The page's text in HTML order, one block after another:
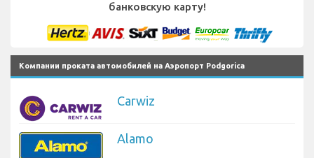
банковскую карту!
Компании проката автомобилей на Аэропорт Podgorica
Carwiz
Alamo